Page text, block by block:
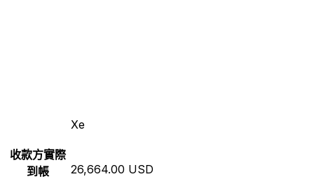
Xe
收款方實際
到帳
26,664.00 USD